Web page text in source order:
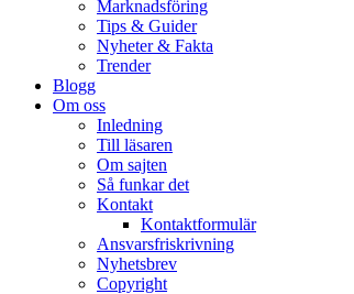
Marknadsföring
Tips & Guider
Nyheter & Fakta
Trender
Blogg
Om oss
Inledning
Till läsaren
Om sajten
Så funkar det
Kontakt
Kontaktformulär
Ansvarsfriskrivning
Nyhetsbrev
Copyright